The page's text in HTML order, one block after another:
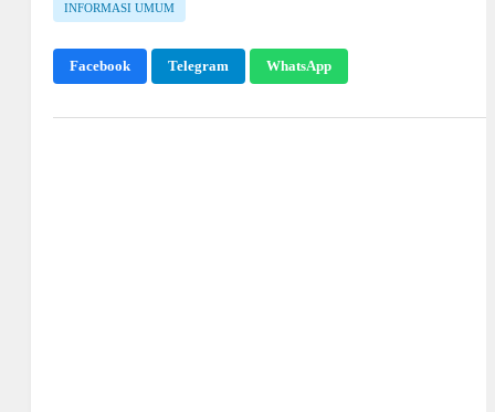
INFORMASI UMUM
Facebook Telegram WhatsApp